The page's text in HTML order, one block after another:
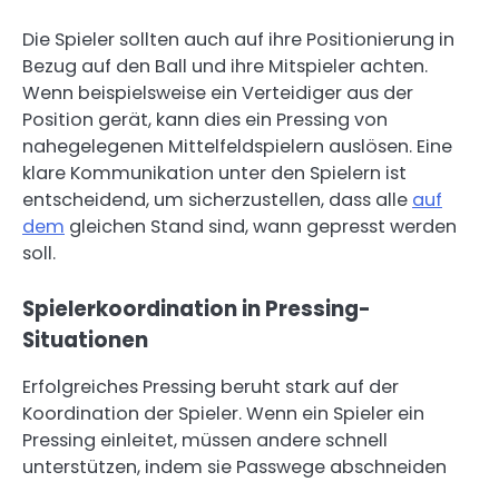
Die Spieler sollten auch auf ihre Positionierung in
Bezug auf den Ball und ihre Mitspieler achten.
Wenn beispielsweise ein Verteidiger aus der
Position gerät, kann dies ein Pressing von
nahegelegenen Mittelfeldspielern auslösen. Eine
klare Kommunikation unter den Spielern ist
entscheidend, um sicherzustellen, dass alle auf
dem gleichen Stand sind, wann gepresst werden
soll.
Spielerkoordination in Pressing-
Situationen
Erfolgreiches Pressing beruht stark auf der
Koordination der Spieler. Wenn ein Spieler ein
Pressing einleitet, müssen andere schnell
unterstützen, indem sie Passwege abschneiden